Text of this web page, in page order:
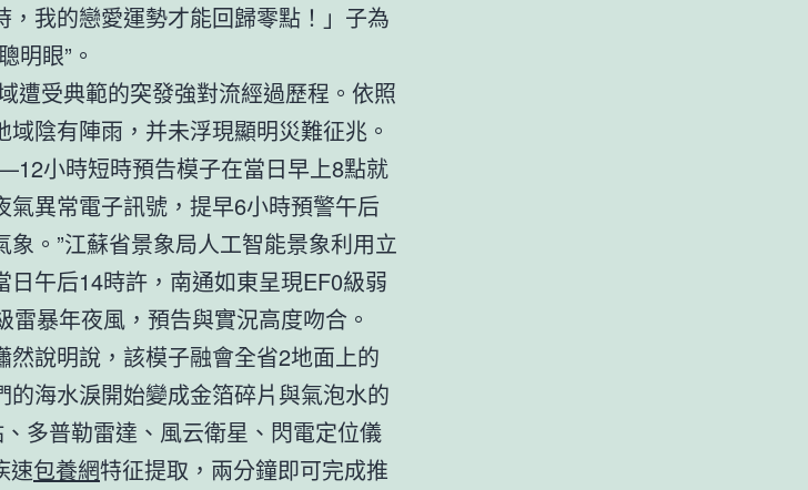
我的戀愛運勢才能回歸零點！」子為
明眼”。
遭受典範的突發強對流經過歷程。依照
陰有陣雨，并未浮現顯明災難征兆。
小時短時預告模子在當日早上8點就
異常電子訊號，提早6小時預警午后
。”江蘇省景象局人工智能景象利用立
午后14時許，南通如東呈現EF0級弱
暴年夜風，預告與實況高度吻合。
然說明說，該模子融會全省2地面上的
海水淚開始變成金箔碎片與氣泡水的
多普勒雷達、風云衛星、閃電定位儀
速包養網特征提取，兩分鐘即可完成推